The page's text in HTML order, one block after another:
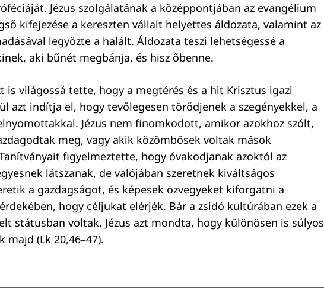
Jézus szolgálatának a középpontjában az evangélium
kifejezése a kereszten vállalt helyettes áldozata, valamint az
legyőzte a halált. Áldozata teszi lehetségessé a
aki bűnét megbánja, és hisz őbenne.
is világossá tette, hogy a megtérés és a hit Krisztus igazi
azt indítja el, hogy tevőlegesen törődjenek a szegényekkel, a
Jézus nem finomkodott, amikor azokhoz szólt,
meg, vagy akik közömbösek voltak mások
figyelmeztette, hogy óvakodjanak azoktól az
látszanak, de valójában szeretnek kiváltságos
a gazdagságot, és képesek özvegyeket kiforgatni a
hogy céljukat elérjék. Bár a zsidó kultúrában ezek a
státusban voltak, Jézus azt mondta, hogy különösen is súlyos
majd (Lk 20,46–47).